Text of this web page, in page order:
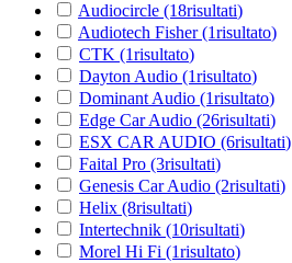
Audiocircle (18risultati)
Audiotech Fisher(1risultato)
CTK (1risultato)
Dayton Audio (1risultato)
Dominant Audio (1risultato)
Edge Car Audio (26risultati)
ESX CAR AUDIO (6risultati)
Faital Pro (3risultati)
Genesis Car Audio (2risultati)
Helix (8risultati)
Intertechnik (10risultati)
Morel Hi Fi (1risultato)